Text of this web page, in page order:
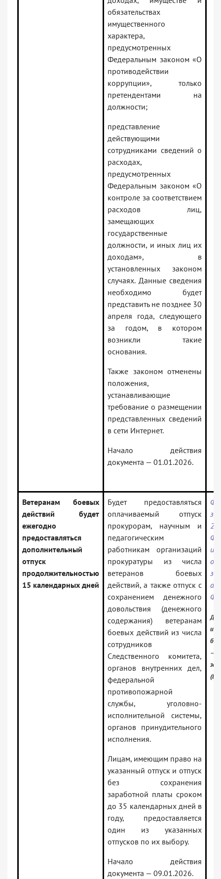
обязательствах
имущественного
характера,
предусмотренных
Федеральным законом «О
противодействии
коррупции», только
претендентами на
должности;
представление
действующими
сотрудниками сведений о
расходах,
предусмотренных
Федеральным законом «О
контроле за соответствием
расходов лиц,
замещающих
государственные
должности, и иных лиц их
доходам», в
установленных законом
случаях. Данные сведения
необходимо будет
представить не позднее 30
апреля года, следующего
за годом, в котором
возникли такие
основания.
Также законом отменены
положения,
устанавливающие
требование о размещении
представленных сведений
в сети Интернет.
Начало действия
документа — 01.01.2026.
Ветеранам боевых
действий будет
ежегодно
предоставляться
дополнительный
отпуск
продолжительностью
15 календарных дней
Будет предоставляться
оплачиваемый отпуск
прокурорам, научным и
педагогическим
работникам организаций
прокуратуры из числа
ветеранов боевых
действий, а также отпуск с
сохранением денежного
довольствия (денежного
содержания) ветеранам
боевых действий из числа
сотрудников
Следственного комитета,
органов внутренних дел,
федеральной
противопожарной
службы, уголовно-
исполнительной системы,
органов принудительного
исполнения.
Лицам, имеющим право на
указанный отпуск и отпуск
без сохранения
заработной платы сроком
до 35 календарных дней в
году, предоставляется
один из указанных
отпусков по их выбору.
Начало действия
документа — 09.01.2026.
—